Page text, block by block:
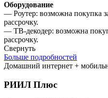
Оборудование
— Роутер: возможна покупка
рассрочку.
— ТВ-декодер: возможна
рассрочку.
Свернуть
Больше подробностей
Домашний интернет +
РИИЛ Плюс